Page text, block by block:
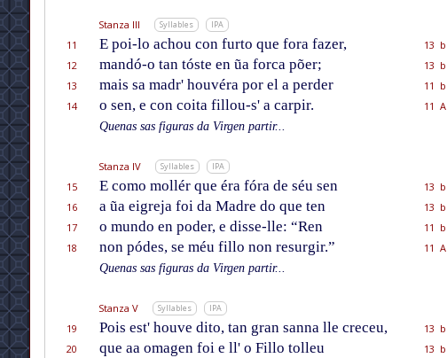
Stanza III Syllables IPA
11 E poi-lo achou con furto que fora fazer,
13 b
12
mandó-o tan tóste en ũa forca põer;
13 b
13
mais sa madr' houvéra por el a perder
11 b
14
o sen, e con coita fillou-s' a carpir.
11 A
Quenas sas figuras da Virgen partir...
Stanza IV Syllables IPA
15 E como mollér que éra fóra de séu sen
13 b
16
a ũa eigreja foi da Madre do que ten
13 b
17
o mundo en poder, e disse-lle: “Ren
11 b
18
non pódes, se méu fillo non resurgir.”
11 A
Quenas sas figuras da Virgen partir...
Stanza V Syllables IPA
19 Pois est' houve dito, tan gran sanna lle creceu,
13 b
20
que aa omagen foi e ll' o Fillo tolleu
13 b